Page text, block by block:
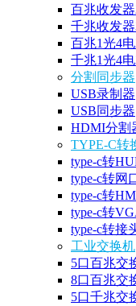
百兆收发
千兆收发
百兆1光4
千兆1光4
分割同步器
USB录制器
USB同步器
HDMI分割
TYPE-C转
type-c转
type-c转网
type-c转
type-c转
type-c转接
工业交换机
5口百兆交
8口百兆交
5口千兆交